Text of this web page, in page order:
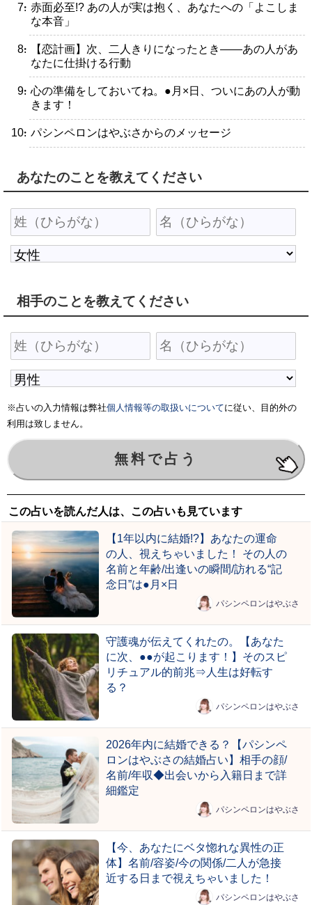
・赤面必至!? あの人が実は抱く、あなたへの「よこしま
な本音」
・【恋計画】次、二人きりになったとき――あの人があ
なたに仕掛ける行動
・心の準備をしておいてね。●月×日、ついにあの人が動
きます！
・パシンペロンはやぶさからのメッセージ
あなたのことを教えてください
相手のことを教えてください
※占いの入力情報は弊社個人情報等の取扱いについてに従い、目的外の
利用は致しません。
この占いを読んだ人は、この占いも見ています
【1年以内に結婚!?】あなたの運命
の人、視えちゃいました！ その人の
名前と年齢/出逢いの瞬間/訪れる“記
念日”は●月×日
パシンペロンはやぶさ
守護魂が伝えてくれたの。【あなた
に次、●●が起こります！】そのスピ
リチュアル的前兆⇒人生は好転す
る？
パシンペロンはやぶさ
2026年内に結婚できる？【パシンペ
ロンはやぶさの結婚占い】相手の顔/
名前/年収◆出会いから入籍日まで詳
細鑑定
パシンペロンはやぶさ
【今、あなたにベタ惚れな異性の正
体】名前/容姿/今の関係/二人が急接
近する日まで視えちゃいました！
パシンペロンはやぶさ